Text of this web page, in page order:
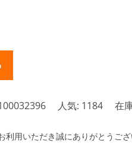
人気: 1184 在
利用いただき誠にありがとうご